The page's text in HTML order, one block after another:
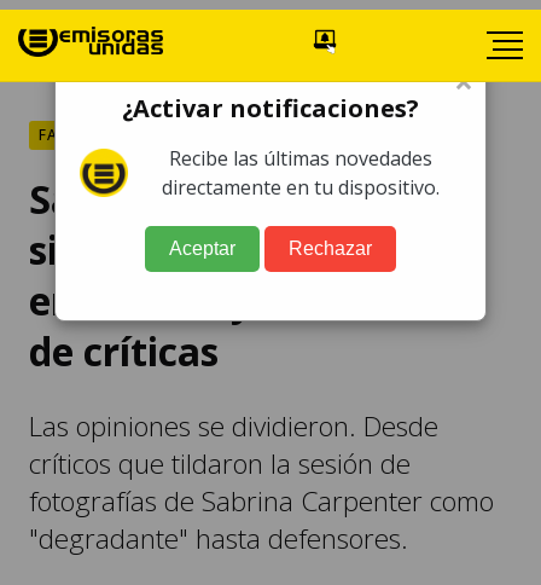
FARÁNDULA
Sabrina Carpenter posa
sin ropa para famosa
entrevista y recibe miles
de críticas
Las opiniones se dividieron. Desde
críticos que tildaron la sesión de
fotografías de Sabrina Carpenter como
"degradante" hasta defensores.
×
¿Activar notificaciones?
Recibe las últimas novedades
directamente en tu dispositivo.
Aceptar Rechazar